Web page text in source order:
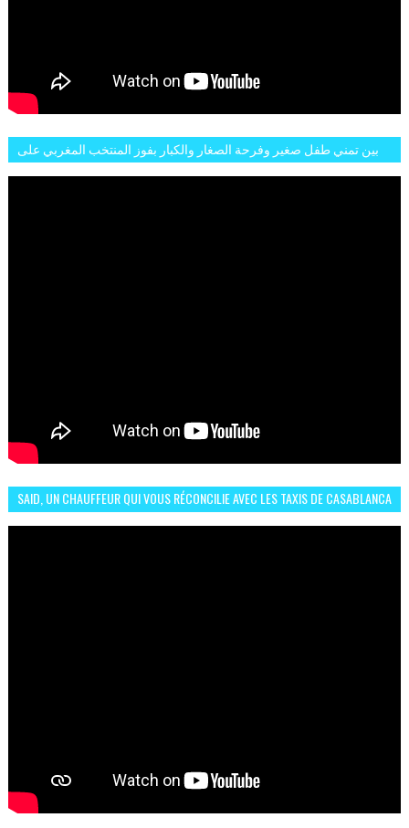
بين تمني طفل صغير وفرحة الصغار والكبار بفوز المنتخب المغربي على
SAID, UN CHAUFFEUR QUI VOUS RÉCONCILIE AVEC LES TAXIS DE CASABLANCA